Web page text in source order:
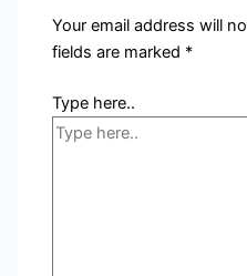
Your email address will
fields are marked *
Type here..